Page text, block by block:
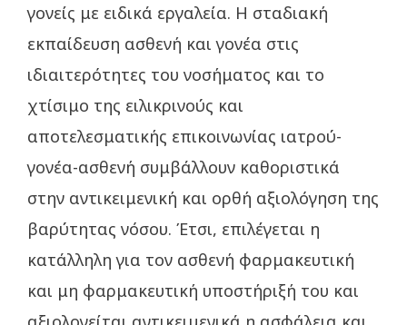
γονείς με ειδικά εργαλεία. Η σταδιακή
εκπαίδευση ασθενή και γονέα στις
ιδιαιτερότητες του νοσήματος και το
χτίσιμο της ειλικρινούς και
αποτελεσματικής επικοινωνίας ιατρού-
γονέα-ασθενή συμβάλλουν καθοριστικά
στην αντικειμενική και ορθή αξιολόγηση της
βαρύτητας νόσου. Έτσι, επιλέγεται η
κατάλληλη για τον ασθενή φαρμακευτική
και μη φαρμακευτική υποστήριξή του και